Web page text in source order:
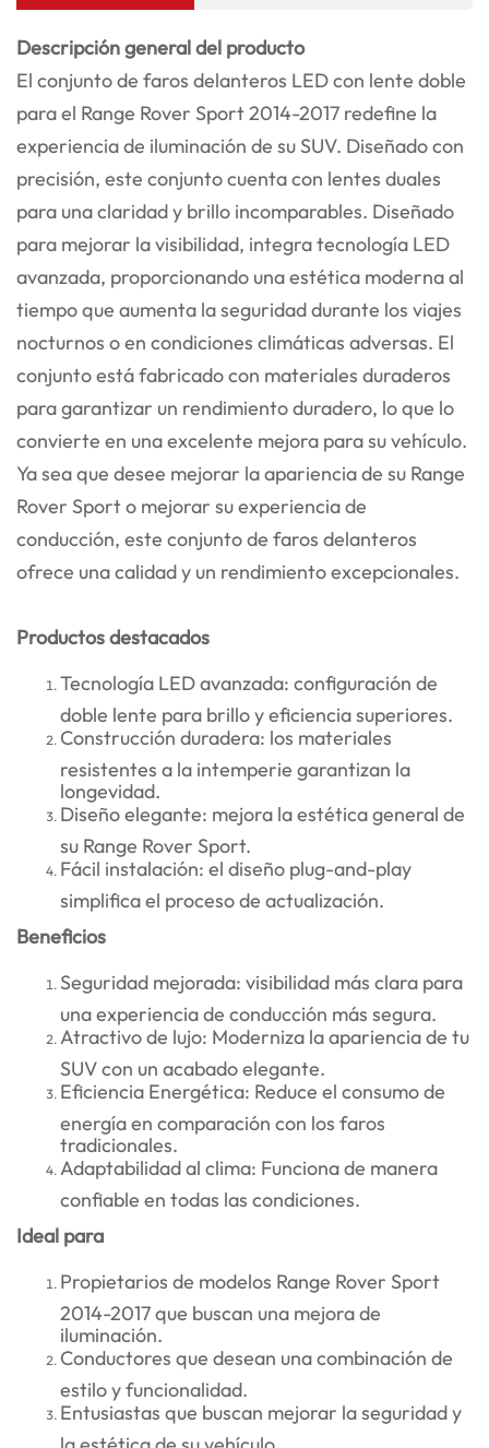
Descripción general del producto
El conjunto de faros delanteros LED con lente doble
para el Range Rover Sport 2014-2017 redefine la
experiencia de iluminación de su SUV. Diseñado con
precisión, este conjunto cuenta con lentes duales
para una claridad y brillo incomparables. Diseñado
para mejorar la visibilidad, integra tecnología LED
avanzada, proporcionando una estética moderna al
tiempo que aumenta la seguridad durante los viajes
nocturnos o en condiciones climáticas adversas. El
conjunto está fabricado con materiales duraderos
para garantizar un rendimiento duradero, lo que lo
convierte en una excelente mejora para su vehículo.
Ya sea que desee mejorar la apariencia de su Range
Rover Sport o mejorar su experiencia de
conducción, este conjunto de faros delanteros
ofrece una calidad y un rendimiento excepcionales.
Productos destacados
Tecnología LED avanzada: configuración de
doble lente para brillo y eficiencia superiores.
Construcción duradera: los materiales
resistentes a la intemperie garantizan la
longevidad.
Diseño elegante: mejora la estética general de
su Range Rover Sport.
Fácil instalación: el diseño plug-and-play
simplifica el proceso de actualización.
Beneficios
Seguridad mejorada: visibilidad más clara para
una experiencia de conducción más segura.
Atractivo de lujo: Moderniza la apariencia de tu
SUV con un acabado elegante.
Eficiencia Energética: Reduce el consumo de
energía en comparación con los faros
tradicionales.
Adaptabilidad al clima: Funciona de manera
confiable en todas las condiciones.
Ideal para
Propietarios de modelos Range Rover Sport
2014-2017 que buscan una mejora de
iluminación.
Conductores que desean una combinación de
estilo y funcionalidad.
Entusiastas que buscan mejorar la seguridad y
la estética de su vehículo.